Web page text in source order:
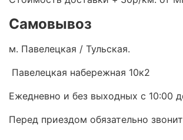
Самовывоз
м. Павелецкая / Тульская.
Павелецкая набережная 10к2
Ежедневно и без выходных с 10:00
Перед приездом обязательно